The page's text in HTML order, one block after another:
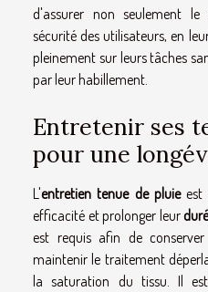
d'assurer non seulement
sécurité des utilisateurs, en
pleinement sur leurs tâches
par leur habillement.
Entretenir ses
pour une
L'entretien tenue de pluieest
efficacité et prolonger leur
est requis afin de
maintenir le traitement
la saturation du tissu. Il